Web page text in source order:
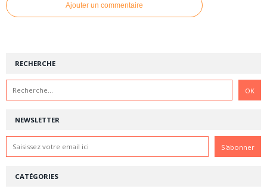
Ajouter un commentaire
NEWSLETTER
RECHERCHE
CATÉGORIES